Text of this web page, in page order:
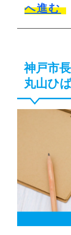
へ進む
神戸市
丸山ひ